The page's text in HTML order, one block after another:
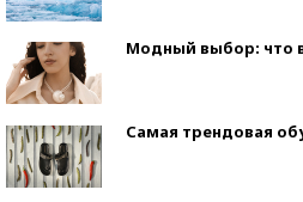
Модный выбор: что
Самая трендовая